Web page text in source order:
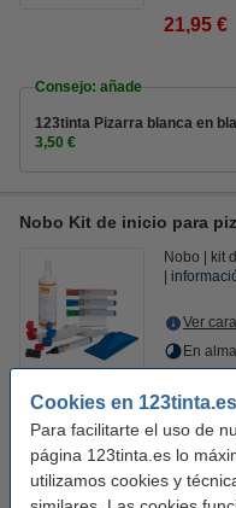
Cookies en 123tinta.es
Para facilitarte el uso de
página 123tinta.es lo
utilizamos cookies y
21,95 €
Consejo: añade
123tinta Pizarra blanca en
3,50 €
Nobo Kit de inicio para
Nobo kit
Ver
En
24,95 €
Ahorra más con nuestra
123tinta Kit de inicio para